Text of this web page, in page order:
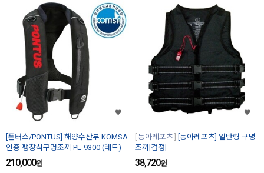
[폰터스/PONTUS] 해양수산부 KOMSA
인증 팽창식구명조끼 PL-9300 (레드)
210,000원
동아레포츠
[동아레포츠] 일반형 구명
조끼[검정]
38,720원